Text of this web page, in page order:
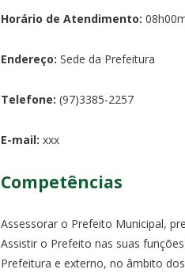
Horário de Atendimento:
Endereço: Sede da Prefeitura
Telefone: (97)3385-2257
E-mail: xxx
Competências
Assessorar o Prefeito Municipal,
Assistir o Prefeito nas suas
Prefeitura e externo, no âmbito